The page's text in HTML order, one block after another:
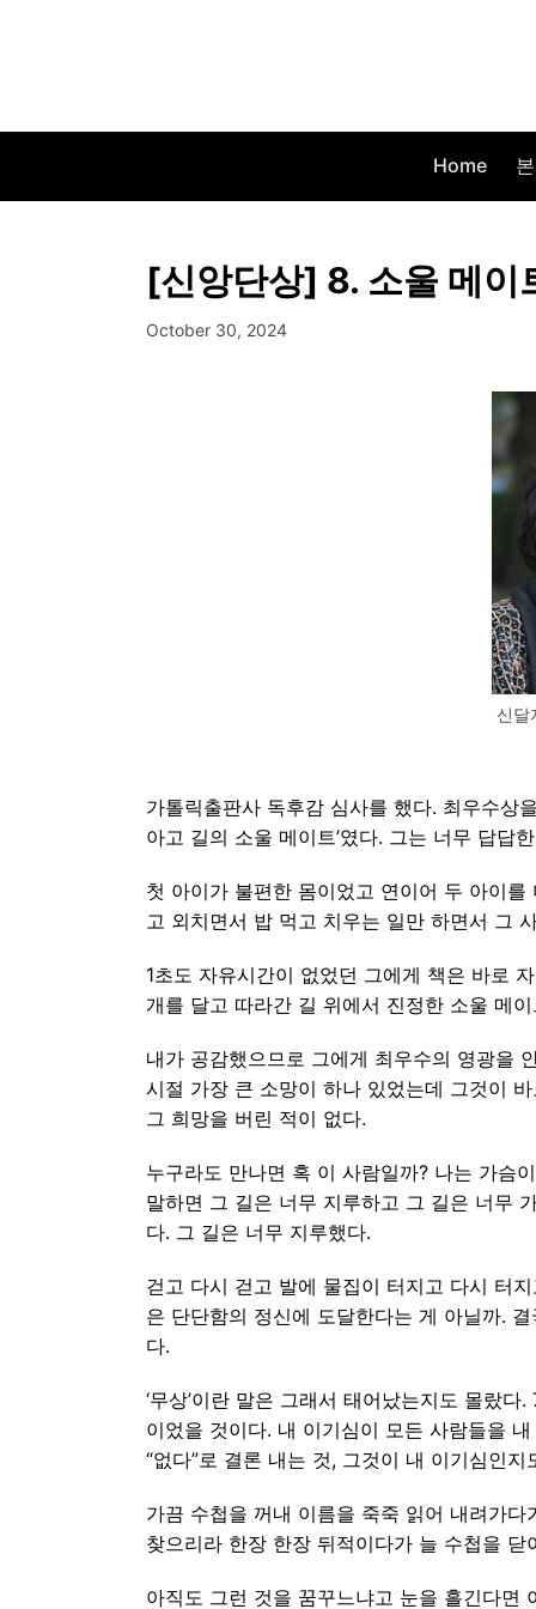
Home
[신앙단상] 8. 소울 메이
October 30, 2024
신달
가톨릭출판사 독후감 심사를 했다. 최우수상
아고 길의 소울 메이트’였다. 그는 너무 답답
첫 아이가 불편한 몸이었고 연이어 두 아이를
고 외치면서 밥 먹고 치우는 일만 하면서 그
1초도 자유시간이 없었던 그에게 책은 바로
개를 달고 따라간 길 위에서 진정한 소울 메
내가 공감했으므로 그에게 최우수의 영광을
시절 가장 큰 소망이 하나 있었는데 그것이
그 희망을 버린 적이 없다.
누구라도 만나면 혹 이 사람일까? 나는 가슴
말하면 그 길은 너무 지루하고 그 길은 너무
다. 그 길은 너무 지루했다.
걷고 다시 걷고 발에 물집이 터지고 다시 터
은 단단함의 정신에 도달한다는 게 아닐까.
다.
‘무상’이란 말은 그래서 태어났는지도 몰랐
이었을 것이다. 내 이기심이 모든 사람들을
“없다”로 결론 내는 것, 그것이 내 이기심인지
가끔 수첩을 꺼내 이름을 죽죽 읽어 내려가
찾으리라 한장 한장 뒤적이다가 늘 수첩을 닫
아직도 그런 것을 꿈꾸느냐고 눈을 흘긴다면